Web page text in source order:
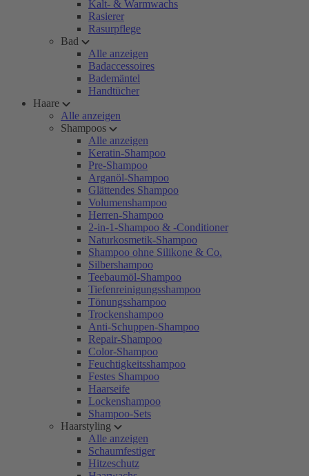
Kalt- & Warmwachs
Rasierer
Rasurpflege
Bad
Alle anzeigen
Badaccessoires
Bademäntel
Handtücher
Haare
Alle anzeigen
Shampoos
Alle anzeigen
Keratin-Shampoo
Pre-Shampoo
Arganöl-Shampoo
Glättendes Shampoo
Volumenshampoo
Herren-Shampoo
2-in-1-Shampoo & -Conditioner
Naturkosmetik-Shampoo
Shampoo ohne Silikone & Co.
Silbershampoo
Teebaumöl-Shampoo
Tiefenreinigungsshampoo
Tönungsshampoo
Trockenshampoo
Anti-Schuppen-Shampoo
Repair-Shampoo
Color-Shampoo
Feuchtigkeitsshampoo
Festes Shampoo
Haarseife
Lockenshampoo
Shampoo-Sets
Haarstyling
Alle anzeigen
Schaumfestiger
Hitzeschutz